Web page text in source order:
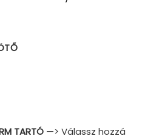
TARTÓ —> Válassz hozzá